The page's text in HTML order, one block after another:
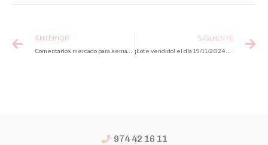
ANTERIOR SIGUIENTE
974 42 16 11